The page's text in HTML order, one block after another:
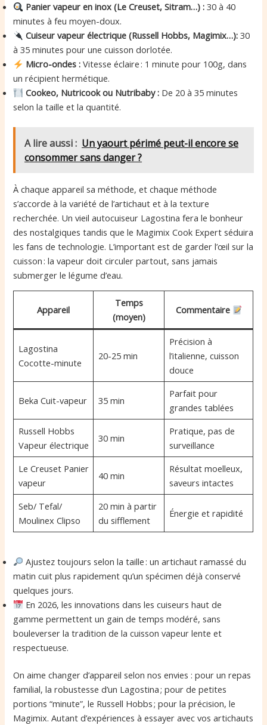
Panier vapeur en inox (Le Creuset, Sitram…) : 30 à 40
minutes à feu moyen-doux.
Cuiseur vapeur électrique (Russell Hobbs, Magimix…): 30
à 35 minutes pour une cuisson dorlotée.
Micro-ondes : Vitesse éclaire : 1 minute pour 100g, dans
un récipient hermétique.
Cookeo, Nutricook ou Nutribaby : De 20 à 35 minutes
selon la taille et la quantité.
A lire aussi : Un yaourt périmé peut-il encore se
consommer sans danger ?
À chaque appareil sa méthode, et chaque méthode
s’accorde à la variété de l’artichaut et à la texture
recherchée. Un vieil autocuiseur Lagostina fera le bonheur
des nostalgiques tandis que le Magimix Cook Expert séduira
les fans de technologie. L’important est de garder l’œil sur la
cuisson : la vapeur doit circuler partout, sans jamais
submerger le légume d’eau.
Appareil
Temps
(moyen)
Commentaire
Lagostina
Cocotte-minute
20-25 min
Précision à
l’italienne, cuisson
douce
Beka Cuit-vapeur 35 min
Parfait pour
grandes tablées
Russell Hobbs
Vapeur électrique
30 min
Pratique, pas de
surveillance
Le Creuset Panier
vapeur
40 min
Résultat moelleux,
saveurs intactes
Seb/ Tefal/
Moulinex Clipso
20 min à partir
du sifflement
Énergie et rapidité
Ajustez toujours selon la taille : un artichaut ramassé du
matin cuit plus rapidement qu’un spécimen déjà conservé
quelques jours.
En 2026, les innovations dans les cuiseurs haut de
gamme permettent un gain de temps modéré, sans
bouleverser la tradition de la cuisson vapeur lente et
respectueuse.
On aime changer d’appareil selon nos envies : pour un repas
familial, la robustesse d’un Lagostina ; pour de petites
portions “minute”, le Russell Hobbs ; pour la précision, le
Magimix. Autant d’expériences à essayer avec vos artichauts